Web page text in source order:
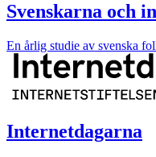
Svenskarna och
En årlig studie av svenska
Internetdagarna